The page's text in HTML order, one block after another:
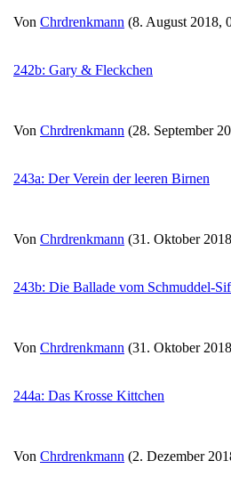
Von Chrdrenkmann (8. August 2018,
242b: Gary & Fleckchen
Von Chrdrenkmann (28. September
243a: Der Verein der leeren Birnen
Von Chrdrenkmann (31. Oktober
243b: Die Ballade vom Schmuddel-
Von Chrdrenkmann (31. Oktober
244a: Das Krosse Kittchen
Von Chrdrenkmann (2. Dezember